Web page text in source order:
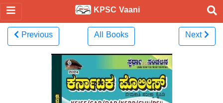
KPSC Vaani
Previous All Books Next